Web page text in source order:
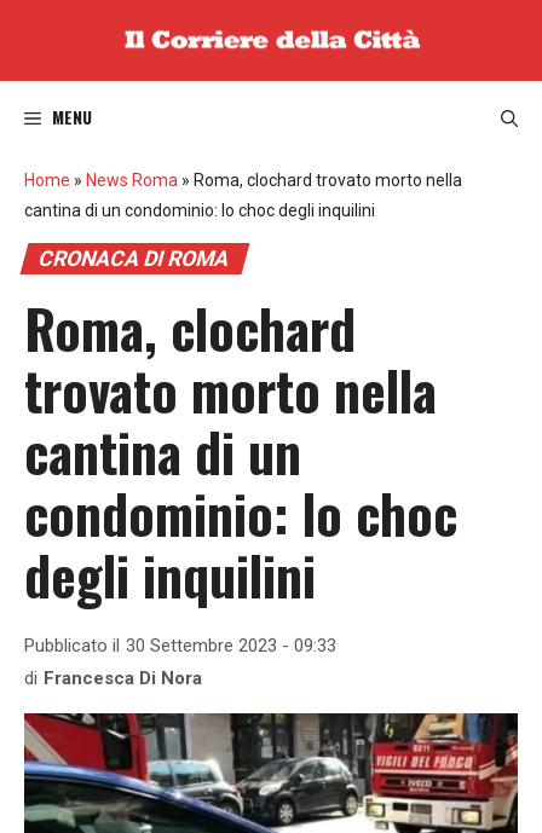
MENU
Home » News Roma » Roma, clochard trovato morto nella
cantina di un condominio: lo choc degli inquilini
CRONACA DI ROMA
Roma, clochard
trovato morto nella
cantina di un
condominio: lo choc
degli inquilini
Pubblicato il 30 Settembre 2023 - 09:33
di Francesca Di Nora